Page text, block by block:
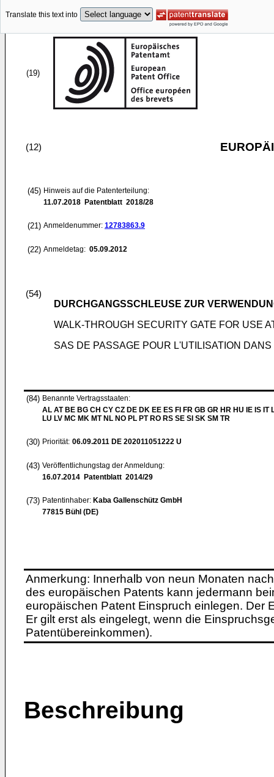
Translate this text into
(19)
(12)
(45) Hinweis auf die Patenterteilung:
11.07.2018 Patentblatt 2018/28
(21) Anmeldenummer: 12783863.9
(22) Anmeldetag: 05.09.2012
(54)
DURCHGANGSSCHLEUSE ZUR
WALK-THROUGH SECURITY GATE FOR USE
SAS DE PASSAGE POUR L'UTILISATION
(84) Benannte Vertragsstaaten:
AL AT BE BG CH CY CZ DE DK EE ES FI FR GB GR HR HU IE IS IT
LU LV MC MK MT NL NO PL PT RO RS SE SI SK SM TR
(30) Priorität: 06.09.2011 DE 202011051222 U
(43) Veröffentlichungstag der Anmeldung:
16.07.2014 Patentblatt 2014/29
(73) Patentinhaber: Kaba Gallenschütz GmbH
77815 Bühl (DE)
Anmerkung: Innerhalb von neun Monaten
des europäischen Patents kann jedermann
europäischen Patent Einspruch einlegen. Der
Er gilt erst als eingelegt, wenn die
Patentübereinkommen).
Beschreibung